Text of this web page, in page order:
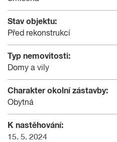
Stav objektu:
Před rekonstrukcí
Typ nemovitosti:
Domy a vily
Charakter okolní zástavby:
Obytná
K nastěhování:
15. 5. 2024